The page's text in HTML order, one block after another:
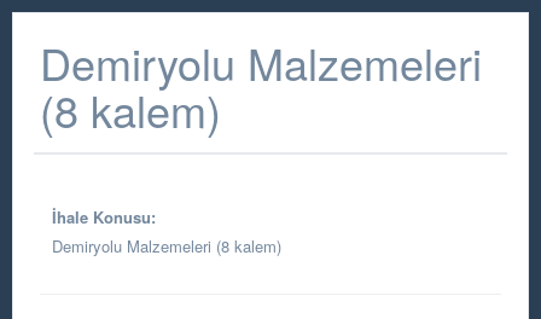
Demiryolu Malzemeleri
(8 kalem)
İhale Konusu:
Demiryolu Malzemeleri (8 kalem)